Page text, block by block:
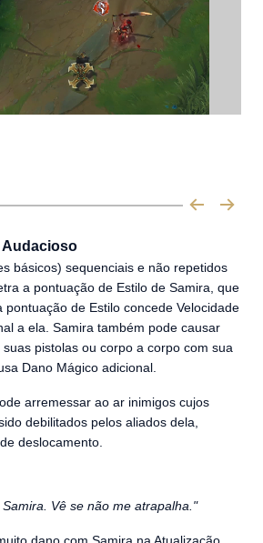
Audacioso
básicos) sequenciais e não repetidos
a pontuação de Estilo de Samira, que
pontuação de Estilo concede Velocidade
a ela. Samira também pode causar
pistolas ou corpo a corpo com sua
Dano Mágico adicional.
arremessar ao ar inimigos cujos
debilitados pelos aliados dela,
deslocamento.
Vê se não me atrapalha."